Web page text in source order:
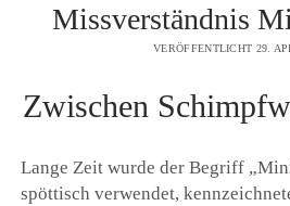
Missverständnis
VERÖFFENTLICHT 29.
Zwischen
Lange Zeit wurde der Begriff
spöttisch verwendet,